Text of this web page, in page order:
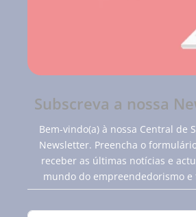
Subscreva a nossa
Bem-vindo(a) à nossa Central de
Newsletter. Preencha o
receber as últimas notícias e
mundo do empreendedorismo